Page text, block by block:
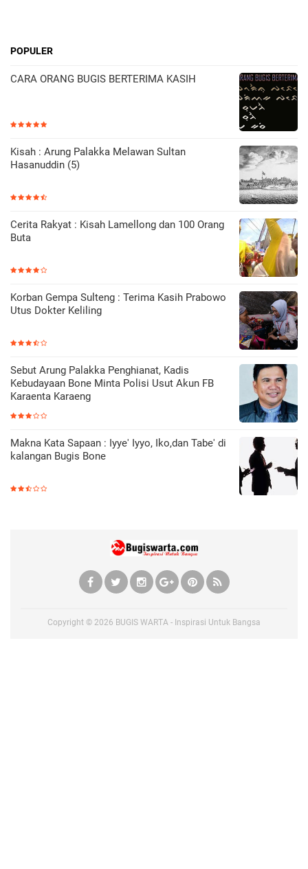
POPULER
CARA ORANG BUGIS BERTERIMA KASIH
Kisah : Arung Palakka Melawan Sultan
Hasanuddin (5)
Cerita Rakyat : Kisah Lamellong dan 100 Orang
Buta
Korban Gempa Sulteng : Terima Kasih Prabowo
Utus Dokter Keliling
Sebut Arung Palakka Penghianat, Kadis
Kebudayaan Bone Minta Polisi Usut Akun FB
Karaenta Karaeng
Makna Kata Sapaan : Iyye' Iyyo, Iko,dan Tabe' di
kalangan Bugis Bone
Copyright © 2026 BUGIS WARTA - Inspirasi Untuk Bangsa